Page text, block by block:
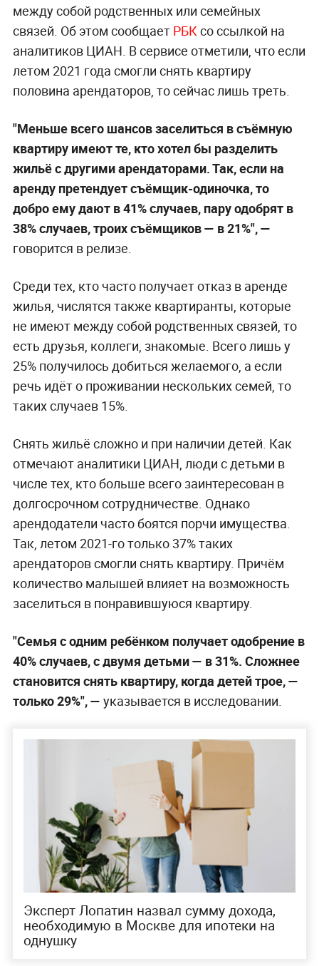
между собой родственных или семейных
связей. Об этом сообщает РБК со ссылкой на
аналитиков ЦИАН. В сервисе отметили, что если
летом 2021 года смогли снять квартиру
половина арендаторов, то сейчас лишь треть.
"Меньше всего шансов заселиться в съёмную
квартиру имеют те, кто хотел бы разделить
жильё с другими арендаторами. Так, если на
аренду претендует съёмщик-одиночка, то
добро ему дают в 41% случаев, пару одобрят в
38% случаев, троих съёмщиков — в 21%", —
говорится в релизе.
Среди тех, кто часто получает отказ в аренде
жилья, числятся также квартиранты, которые
не имеют между собой родственных связей, то
есть друзья, коллеги, знакомые. Всего лишь у
25% получилось добиться желаемого, а если
речь идёт о проживании нескольких семей, то
таких случаев 15%.
Снять жильё сложно и при наличии детей. Как
отмечают аналитики ЦИАН, люди с детьми в
числе тех, кто больше всего заинтересован в
долгосрочном сотрудничестве. Однако
арендодатели часто боятся порчи имущества.
Так, летом 2021-го только 37% таких
арендаторов смогли снять квартиру. Причём
количество малышей влияет на возможность
заселиться в понравившуюся квартиру.
"Семья с одним ребёнком получает одобрение в
40% случаев, с двумя детьми — в 31%. Сложнее
становится снять квартиру, когда детей трое, —
только 29%", — указывается в исследовании.
Эксперт Лопатин назвал сумму дохода,
необходимую в Москве для ипотеки на
однушку